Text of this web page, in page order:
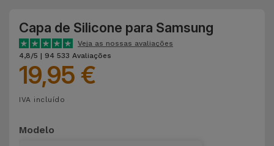
OnePlus
Google
Dyson
TCL
Consolas
Recondicionadas
Ver
tudo
Auriculares
e Colunas
Smartwatches
e Braceletes
Correntes
Capa de Silicone para Samsung
Veja as nossas avaliações
4,8/5 | 94 533 Avaliações
19,95 €
IVA incluído
Modelo